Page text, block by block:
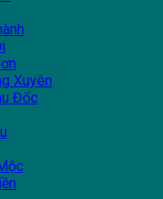
Xuyên
Đốc